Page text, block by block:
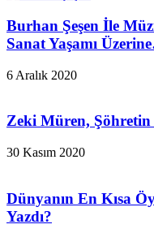
Burhan Şeşen İle
Sanat Yaşamı
6 Aralık 2020
Zeki Müren,
30 Kasım 2020
Dünyanın En Kısa
Yazdı?